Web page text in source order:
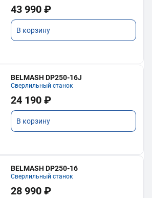
43 990 ₽
В корзину
BELMASH DP250-16J
Сверлильный станок
24 190 ₽
В корзину
BELMASH DP250-16
Сверлильный станок
28 990 ₽